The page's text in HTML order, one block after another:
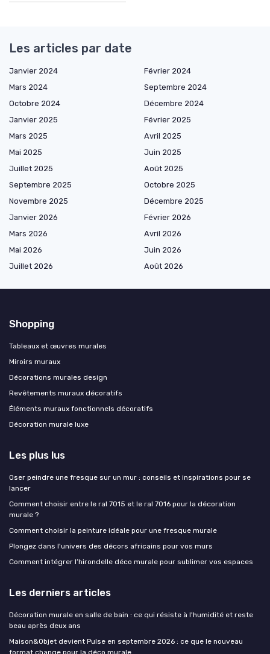
Les articles par date
Janvier 2024
Février 2024
Mars 2024
Septembre 2024
Octobre 2024
Décembre 2024
Janvier 2025
Février 2025
Mars 2025
Avril 2025
Mai 2025
Juin 2025
Juillet 2025
Août 2025
Septembre 2025
Octobre 2025
Novembre 2025
Décembre 2025
Janvier 2026
Février 2026
Mars 2026
Avril 2026
Mai 2026
Juin 2026
Juillet 2026
Août 2026
Shopping
Tableaux et œuvres murales
Miroirs muraux
Décorations murales design
Revêtements muraux décoratifs
Éléments muraux fonctionnels décoratifs
Décoration murale luxe
Les plus lus
Oser peindre une fresque sur un mur : conseils et inspirations pour se
lancer
Comment choisir entre le ral 7015 et le ral 7016 pour la décoration
murale ?
Comment choisir la peinture idéale pour une fresque murale
Plongez dans l'univers des décors africains pour vos murs
Comment intégrer l’hirondelle déco murale pour sublimer vos espaces
Les derniers articles
Décoration murale en salle de bain : ce qui résiste à l'humidité et reste
beau après deux ans
Maison&Objet devient Pulse en septembre 2026 : ce que le nouveau
format change pour la déco murale